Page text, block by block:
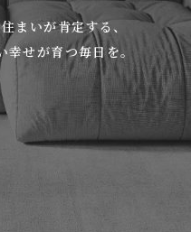
まいが肯定する、
せが育つ毎日を。